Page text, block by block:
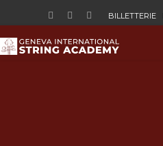
BILLETTERIE